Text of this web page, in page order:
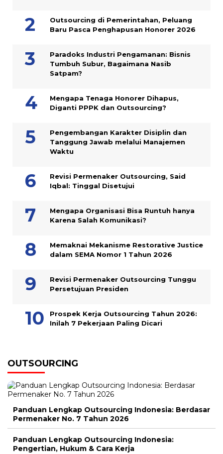
Outsourcing di Pemerintahan, Peluang
Baru Pasca Penghapusan Honorer 2026
Paradoks Industri Pengamanan: Bisnis
Tumbuh Subur, Bagaimana Nasib
Satpam?
Mengapa Tenaga Honorer Dihapus,
Diganti PPPK dan Outsourcing?
Pengembangan Karakter Disiplin dan
Tanggung Jawab melalui Manajemen
Waktu
Revisi Permenaker Outsourcing, Said
Iqbal: Tinggal Disetujui
Mengapa Organisasi Bisa Runtuh hanya
Karena Salah Komunikasi?
Memaknai Mekanisme Restorative Justice
dalam SEMA Nomor 1 Tahun 2026
Revisi Permenaker Outsourcing Tunggu
Persetujuan Presiden
Prospek Kerja Outsourcing Tahun 2026:
Inilah 7 Pekerjaan Paling Dicari
OUTSOURCING
Panduan Lengkap Outsourcing Indonesia: Berdasar
Permenaker No. 7 Tahun 2026
Panduan Lengkap Outsourcing Indonesia:
Pengertian, Hukum & Cara Kerja